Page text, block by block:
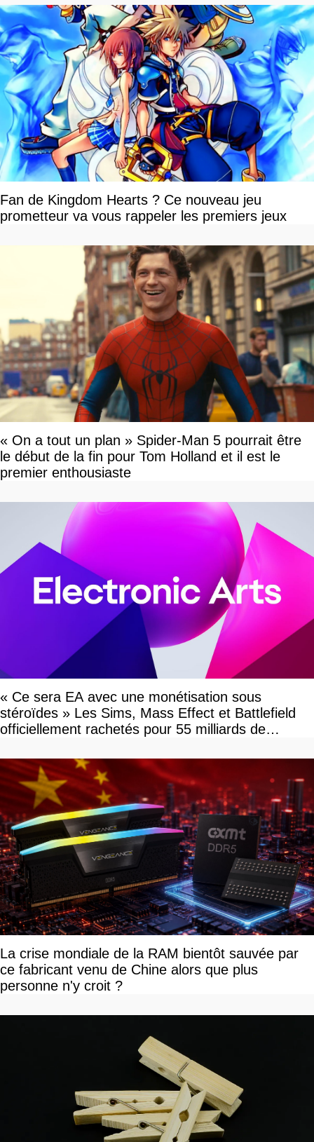
Fan de Kingdom Hearts ? Ce nouveau jeu
prometteur va vous rappeler les premiers jeux
« On a tout un plan » Spider-Man 5 pourrait être
le début de la fin pour Tom Holland et il est le
premier enthousiaste
« Ce sera EA avec une monétisation sous
stéroïdes » Les Sims, Mass Effect et Battlefield
officiellement rachetés pour 55 milliards de
La crise mondiale de la RAM bientôt sauvée par
ce fabricant venu de Chine alors que plus
personne n'y croit ?